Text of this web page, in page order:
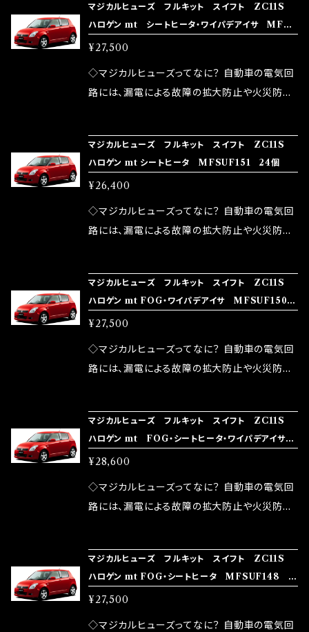
など、これらの効果は、タウンユースだけでなく、
モータースポーツシーンでの実証実験の上、 製
品化を果たしております。
ズが、マジカルヒューズになります。 ◇マジカル
ヒューズの効果 マジカルヒューズは放電防止効
果・接触抵抗低減効果により、このような効果を
発揮します。 ・アクセルレスポンスの向上 ・アイ
ドリング安定化（静粛性UP） ・ターボ車のターボ
など、これらの効果は、タウンユースだけでなく、
モータースポーツシーンでの実証実験の上、 製
品化を果たしております。
路として、各回路への電力供給を行っています。
しかし、ヒューズには拭い去れない欠点があり
ます。 1.溶接回路であるため、配線と比較し抵抗
が大きい。 2.金属部分が露出している為、空気
中に漏電してしまう。 3.金属プレートが接触する
ズが、マジカルヒューズになります。 ◇マジカル
ヒューズの効果 マジカルヒューズは放電防止効
果・接触抵抗低減効果により、このような効果を
発揮します。 ・アクセルレスポンスの向上 ・アイ
ドリング安定化（静粛性UP） ・ターボ車のターボ
など、これらの効果は、タウンユースだけでなく、
モータースポーツシーンでの実証実験の上、 製
品化を果たしております。
マジカルヒューズ フルキット スイフト ZC11S
ハロゲン mt シートヒータ・ワイパデアイサ MFSU
F152 25個
¥27,500
◇マジカルヒューズってなに？ 自動車の電気回
路には、漏電による故障の拡大防止や火災防止
路として、各回路への電力供給を行っています。
しかし、ヒューズには拭い去れない欠点があり
ます。 1.溶接回路であるため、配線と比較し抵抗
が大きい。 2.金属部分が露出している為、空気
中に漏電してしまう。 3.金属プレートが接触する
ズが、マジカルヒューズになります。 ◇マジカル
ヒューズの効果 マジカルヒューズは放電防止効
果・接触抵抗低減効果により、このような効果を
発揮します。 ・アクセルレスポンスの向上 ・アイ
ドリング安定化（静粛性UP） ・ターボ車のターボ
など、これらの効果は、タウンユースだけでなく、
モータースポーツシーンでの実証実験の上、 製
品化を果たしております。
マジカルヒューズ フルキット スイフト ZC11S
ハロゲン mt シートヒータ MFSUF151 24個
¥26,400
◇マジカルヒューズってなに？ 自動車の電気回
路には、漏電による故障の拡大防止や火災防止
路として、各回路への電力供給を行っています。
しかし、ヒューズには拭い去れない欠点があり
ます。 1.溶接回路であるため、配線と比較し抵抗
が大きい。 2.金属部分が露出している為、空気
中に漏電してしまう。 3.金属プレートが接触する
ズが、マジカルヒューズになります。 ◇マジカル
ヒューズの効果 マジカルヒューズは放電防止効
果・接触抵抗低減効果により、このような効果を
発揮します。 ・アクセルレスポンスの向上 ・アイ
ドリング安定化（静粛性UP） ・ターボ車のターボ
など、これらの効果は、タウンユースだけでなく、
モータースポーツシーンでの実証実験の上、 製
品化を果たしております。
マジカルヒューズ フルキット スイフト ZC11S
ハロゲン mt FOG・ワイパデアイサ MFSUF150
25個
¥27,500
◇マジカルヒューズってなに？ 自動車の電気回
路には、漏電による故障の拡大防止や火災防止
路として、各回路への電力供給を行っています。
しかし、ヒューズには拭い去れない欠点があり
ます。 1.溶接回路であるため、配線と比較し抵抗
が大きい。 2.金属部分が露出している為、空気
中に漏電してしまう。 3.金属プレートが接触する
ズが、マジカルヒューズになります。 ◇マジカル
ヒューズの効果 マジカルヒューズは放電防止効
果・接触抵抗低減効果により、このような効果を
発揮します。 ・アクセルレスポンスの向上 ・アイ
マジカルヒューズ フルキット スイフト ZC11S
ハロゲン mt FOG・シートヒータ・ワイパデアイサ
MFSUF149 26個
¥28,600
◇マジカルヒューズってなに？ 自動車の電気回
路には、漏電による故障の拡大防止や火災防止
路として、各回路への電力供給を行っています。
しかし、ヒューズには拭い去れない欠点があり
ます。 1.溶接回路であるため、配線と比較し抵抗
が大きい。 2.金属部分が露出している為、空気
マジカルヒューズ フルキット スイフト ZC11S
ハロゲン mt FOG・シートヒータ MFSUF148 2
5個
¥27,500
◇マジカルヒューズってなに？ 自動車の電気回